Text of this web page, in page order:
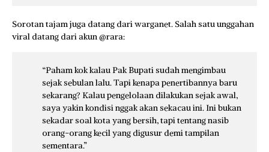
Sorotan tajam juga datang dari warganet. Salah satu unggahan
viral datang dari akun @rara:
“Paham kok kalau Pak Bupati sudah mengimbau
sejak sebulan lalu. Tapi kenapa penertibannya baru
sekarang? Kalau pengelolaan dilakukan sejak awal,
saya yakin kondisi nggak akan sekacau ini. Ini bukan
sekadar soal kota yang bersih, tapi tentang nasib
orang-orang kecil yang digusur demi tampilan
sementara.”